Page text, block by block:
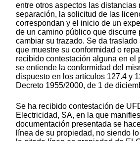
entre otros aspectos las distancias
separación, la solicitud de las
correspondan y el inicio de un
de un camino público que discurre
cambiar su trazado. Se da
que muestre su conformidad o
recibido contestación alguna en el
se entiende la conformidad del
dispuesto en los artículos 127.4 y
Decreto 1955/2000, de 1 de
Se ha recibido contestación de
Electricidad, SA, en la que
documentación presentada se
línea de su propiedad, no siendo